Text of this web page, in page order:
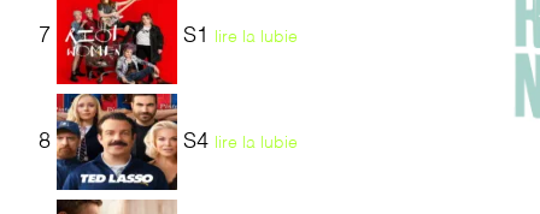
7 S1 lire la lubie
8 S4 lire la lubie